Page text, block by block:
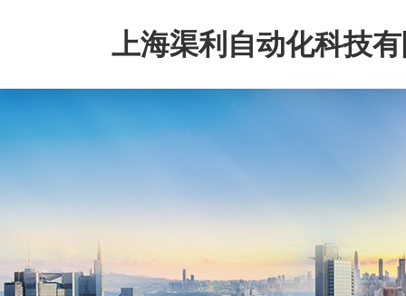
上海渠利自动化科技